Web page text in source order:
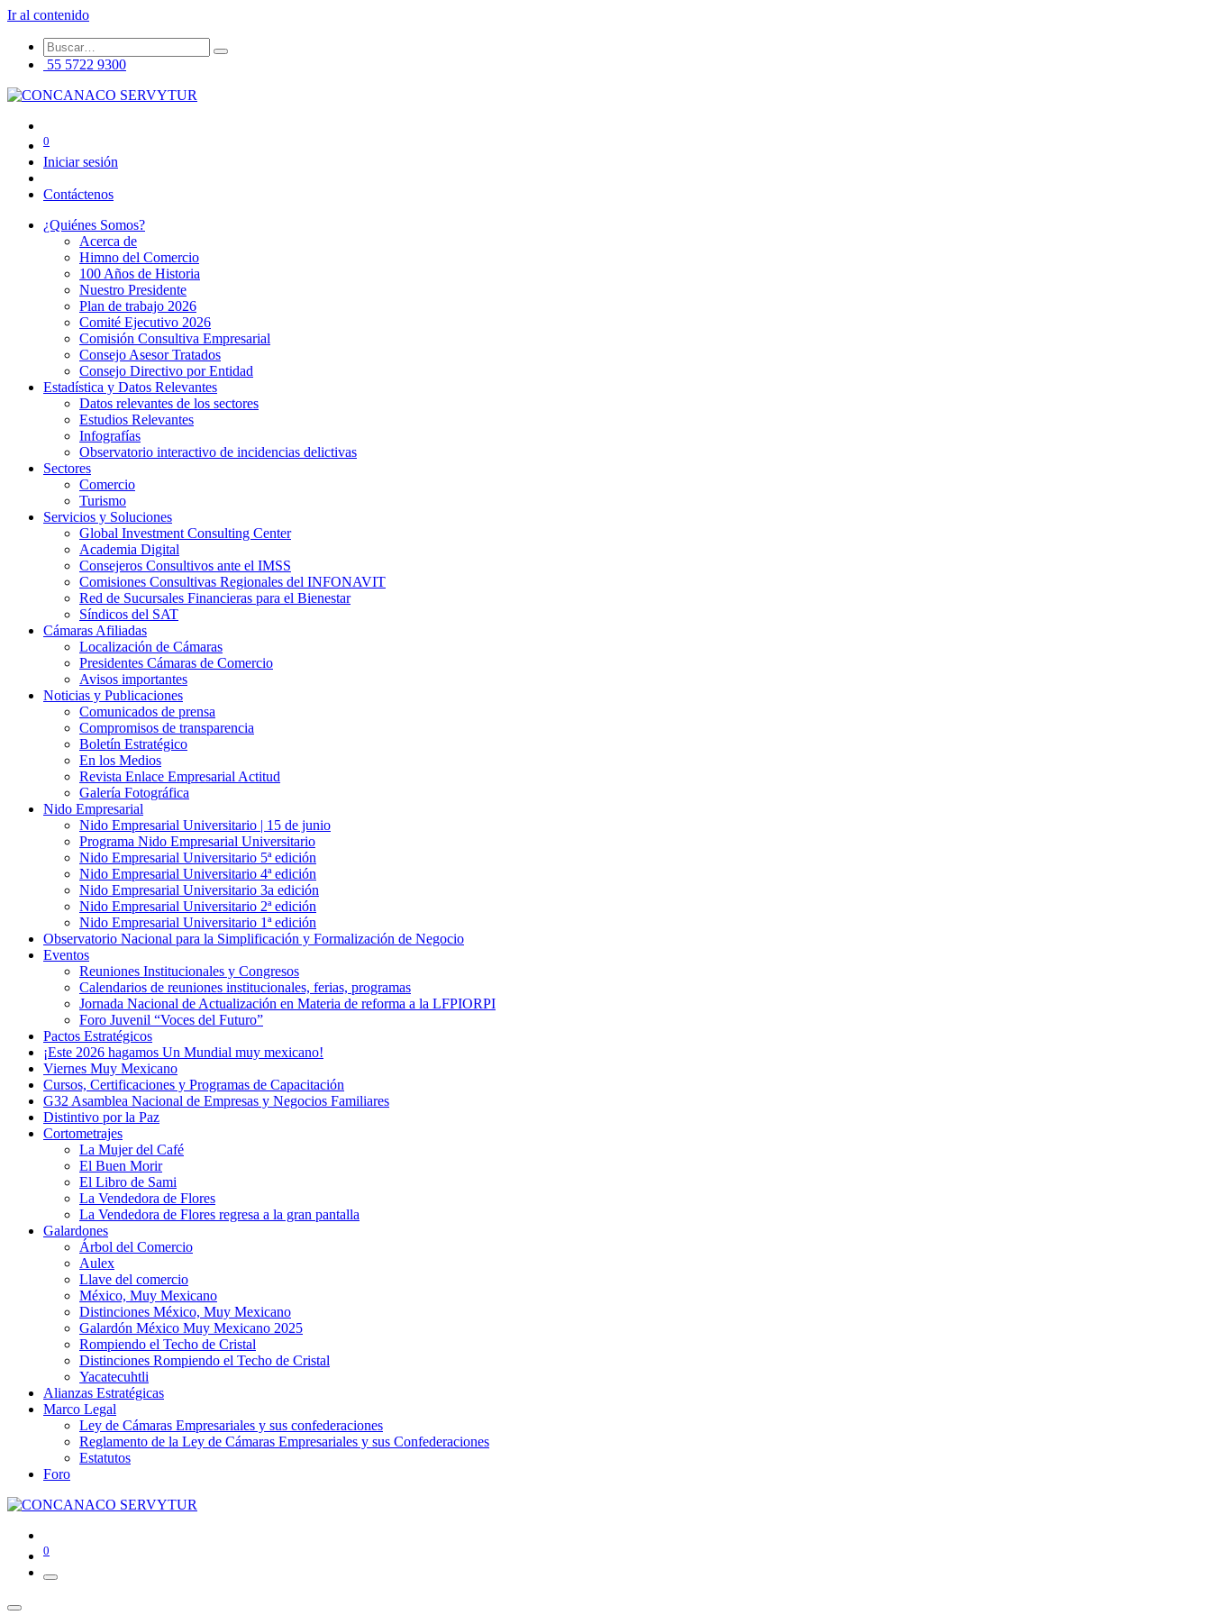
Ir al contenido
55 5722 9300
0
Iniciar sesión
Contáctenos
¿Quiénes Somos?
Acerca de
Himno del Comercio
100 Años de Historia
Nuestro Presidente
Plan de trabajo 2026
Comité Ejecutivo 2026
Comisión Consultiva Empresarial
Consejo Asesor Tratados
Consejo Directivo por Entidad
Estadística y Datos Relevantes
Datos relevantes de los sectores
Estudios Relevantes
Infografías
Observatorio interactivo de incidencias delictivas
Sectores
Comercio
Turismo
Servicios y Soluciones
Global Investment Consulting Center
Academia Digital
Consejeros Consultivos ante el IMSS
Comisiones Consultivas Regionales del INFONAVIT
Red de Sucursales Financieras para el Bienestar
Síndicos del SAT
Cámaras Afiliadas
Localización de Cámaras
Presidentes Cámaras de Comercio
Avisos importantes
Noticias y Publicaciones
Comunicados de prensa
Compromisos de transparencia
Boletín Estratégico
En los Medios
Revista Enlace Empresarial Actitud
Galería Fotográfica
Nido Empresarial
Nido Empresarial Universitario | 15 de junio
Programa Nido Empresarial Universitario
Nido Empresarial Universitario 5ª edición
Nido Empresarial Universitario 4ª edición
Nido Empresarial Universitario 3a edición
Nido Empresarial Universitario 2ª edición
Nido Empresarial Universitario 1ª edición
Observatorio Nacional para la Simplificación y Formalización de Negocio
Eventos
Reuniones Institucionales y Congresos
Calendarios de reuniones institucionales, ferias, programas
Jornada Nacional de Actualización en Materia de reforma a la LFPIORPI
Foro Juvenil “Voces del Futuro”
Pactos Estratégicos
¡Este 2026 hagamos Un Mundial muy mexicano!
Viernes Muy Mexicano
Cursos, Certificaciones y Programas de Capacitación
G32 Asamblea Nacional de Empresas y Negocios Familiares
Distintivo por la Paz
Cortometrajes
La Mujer del Café
El Buen Morir
El Libro de Sami
La Vendedora de Flores
La Vendedora de Flores regresa a la gran pantalla
Galardones
Árbol del Comercio
Aulex
Llave del comercio
México, Muy Mexicano
Distinciones México, Muy Mexicano
Galardón México Muy Mexicano 2025
Rompiendo el Techo de Cristal
Distinciones Rompiendo el Techo de Cristal
Yacatecuhtli
Alianzas Estratégicas
Marco Legal
Ley de Cámaras Empresariales y sus confederaciones
Reglamento de la Ley de Cámaras Empresariales y sus Confederaciones
Estatutos
Foro
0